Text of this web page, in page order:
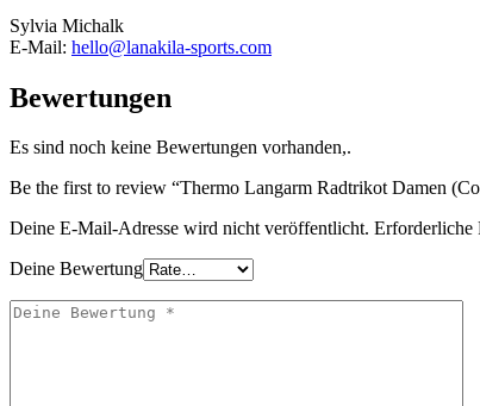
Sylvia Michalk
E-Mail: hello@lanakila-sports.com
Bewertungen
Es sind noch keine Bewertungen vorhanden,.
Be the first to review “Thermo Langarm Radtrikot Damen
Deine E-Mail-Adresse wird nicht veröffentlicht. Erforderliche
Deine Bewertung